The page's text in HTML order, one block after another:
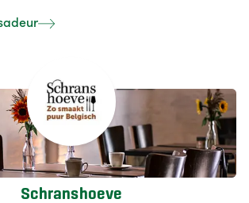
Belgisch Bier is werelderfgoed en
Schranshoeve